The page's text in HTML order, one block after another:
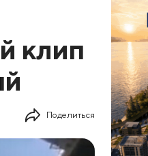
клип
Поделиться